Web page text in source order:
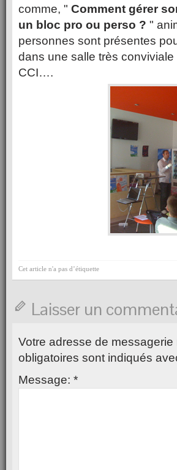
comme, " Comment gérer
un bloc pro ou perso ? "
personnes sont présentes
dans une salle très
CCI….
Cet article n'a pas d’étiquette
Laisser un
Votre adresse de
obligatoires sont indiqués
Message: *